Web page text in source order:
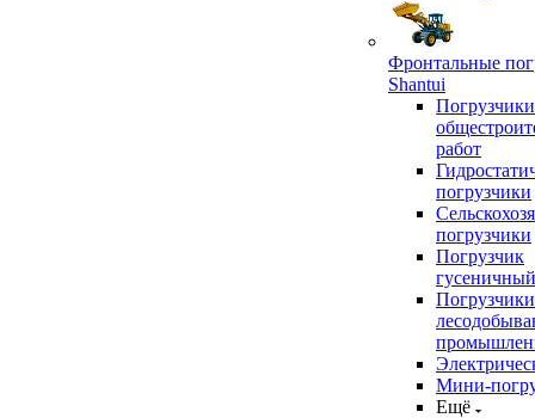
Фронтальные
Shantui
работ
погрузчики
погрузчики
Погрузчик
гусеничный
Мини-
Ещё